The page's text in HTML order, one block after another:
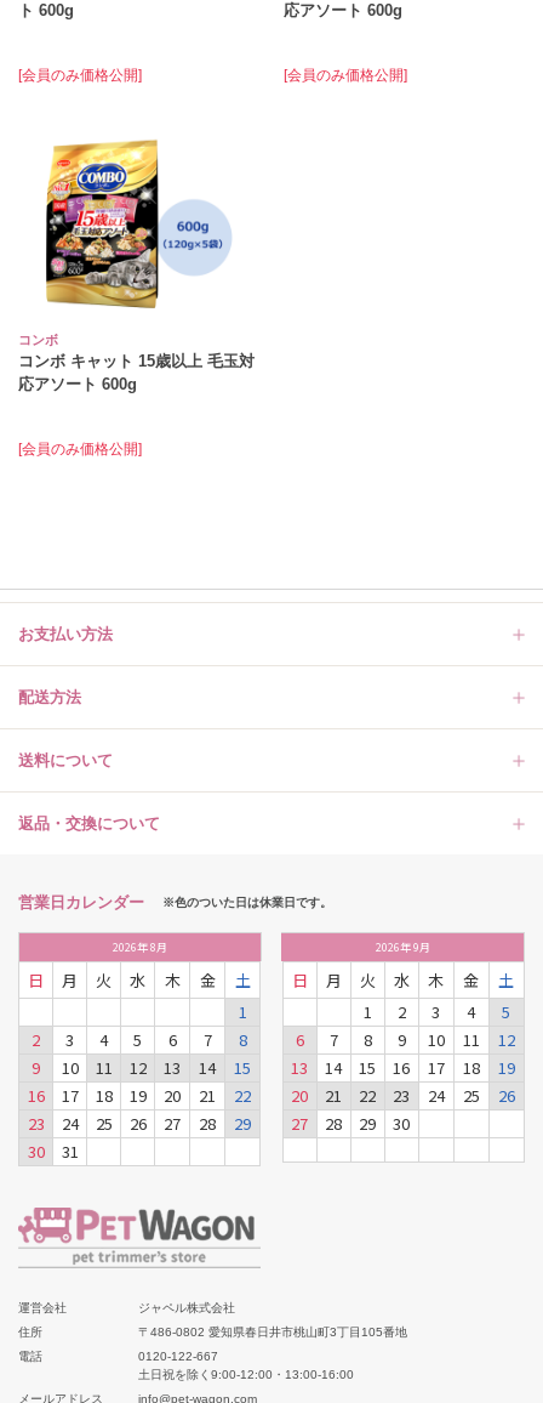
ト 600g
[会員のみ価格公開]
応アソート 600g
[会員のみ価格公開]
コンボ
コンボ キャット 15歳以上 毛玉対
応アソート 600g
[会員のみ価格公開]
お支払い方法
配送方法
送料について
返品・交換について
営業日カレンダー ※色のついた日は休業日です。
2026年8月
日 月 火 水 木 金
土
1
2
3 4 5 6 7
8
9
10 11 12 13 14
15
16
17 18 19 20 21
22
23
24 25 26 27 28
29
30
31
2026年9月
日 月 火 水 木 金
土
1
2 3 4
5
6
7 8 9 10 11
12
13
14 15 16 17 18
19
20
21 22 23 24 25
26
27
28 29 30
運営会社
ジャペル株式会社
住所
〒486-0802 愛知県春日井市桃山町3丁目105番地
電話
0120-122-667
土日祝を除く9:00-12:00・13:00-16:00
メールアドレス
info@pet-wagon.com